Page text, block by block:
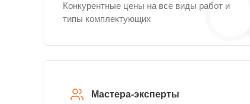
Конкурентные цены на все виды работ и
типы комплектующих
Мастера-эксперты